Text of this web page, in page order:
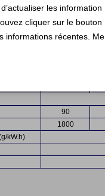
contre les vibrations
minimum de 198g/kW.h,
90
1800
kW.h)
les information
cliquer sur le bouton
informations récentes. Me